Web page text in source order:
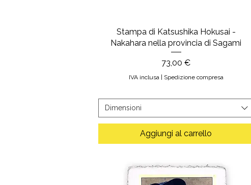
Stampa di Katsushika Hokusai -
Nakahara nella provincia di Sagami
Prezzo
73,00 €
IVA inclusa | Spedizione compresa
Dimensioni
Aggiungi al carrello